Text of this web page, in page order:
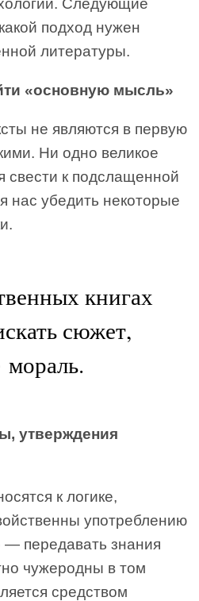
Следующие
подход нужен
литературы.
«основную мысль»
не являются в первую
Ни одно великое
свести к подслащенной
нас убедить некоторые
книгах
сюжет,
мораль.
утверждения
к логике,
употреблению
— передавать знания
чужеродны в том
средством